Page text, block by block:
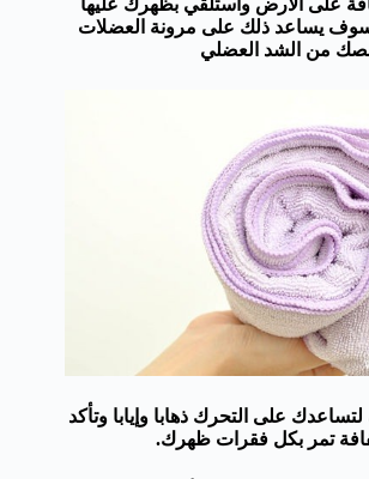
على الأرض واستلقي بظهرك عليها
فسوف يساعد ذلك على مرونة العضلات
من الشد العضلي
على التحرك ذهابا وإيابا وتأكد
تمر بكل فقرات ظهرك.